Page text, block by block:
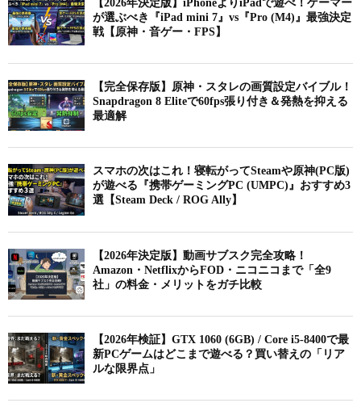
【2026年決定版】iPhoneよりiPadで遊べ！ゲーマー
が選ぶべき『iPad mini 7』vs『Pro (M4)』最強決定
戦【原神・音ゲー・FPS】
【完全保存版】原神・スタレの画質設定バイブル！
Snapdragon 8 Eliteで60fps張り付き＆発熱を抑える
最適解
スマホの次はこれ！寝転がってSteamや原神(PC版)
が遊べる『携帯ゲーミングPC (UMPC)』おすすめ3
選【Steam Deck / ROG Ally】
【2026年決定版】動画サブスク完全攻略！
Amazon・NetflixからFOD・ニコニコまで「全9
社」の料金・メリットをガチ比較
【2026年検証】GTX 1060 (6GB) / Core i5-8400で最
新PCゲームはどこまで遊べる？買い替えの「リア
ルな限界点」